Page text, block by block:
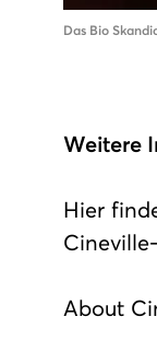
Das Bio
Weitere
Hier
About